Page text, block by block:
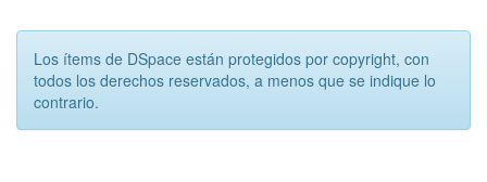
Los ítems de DSpace están protegidos por copyright, con
todos los derechos reservados, a menos que se indique lo
contrario.